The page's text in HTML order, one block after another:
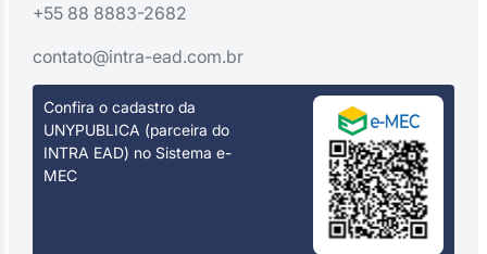
+55 88 8883-2682
contato@intra-ead.com.br
Confira o cadastro da
UNYPUBLICA (parceira do
INTRA EAD) no Sistema e-
MEC